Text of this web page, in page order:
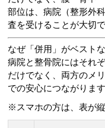
部位は、病院（整形外
査を受けることが大切で
なぜ「併用」がベスト
病院と整骨院にはそれ
だけでなく、両方のメ
での安心につながります
※スマホの方は、表が